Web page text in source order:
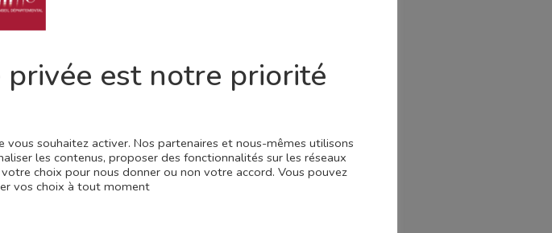
est notre priorité
souhaitez activer. Nos partenaires et nous-mêmes utilisons
les contenus, proposer des fonctionnalités sur les réseaux
choix pour nous donner ou non votre accord. Vous pouvez
vos choix à tout moment